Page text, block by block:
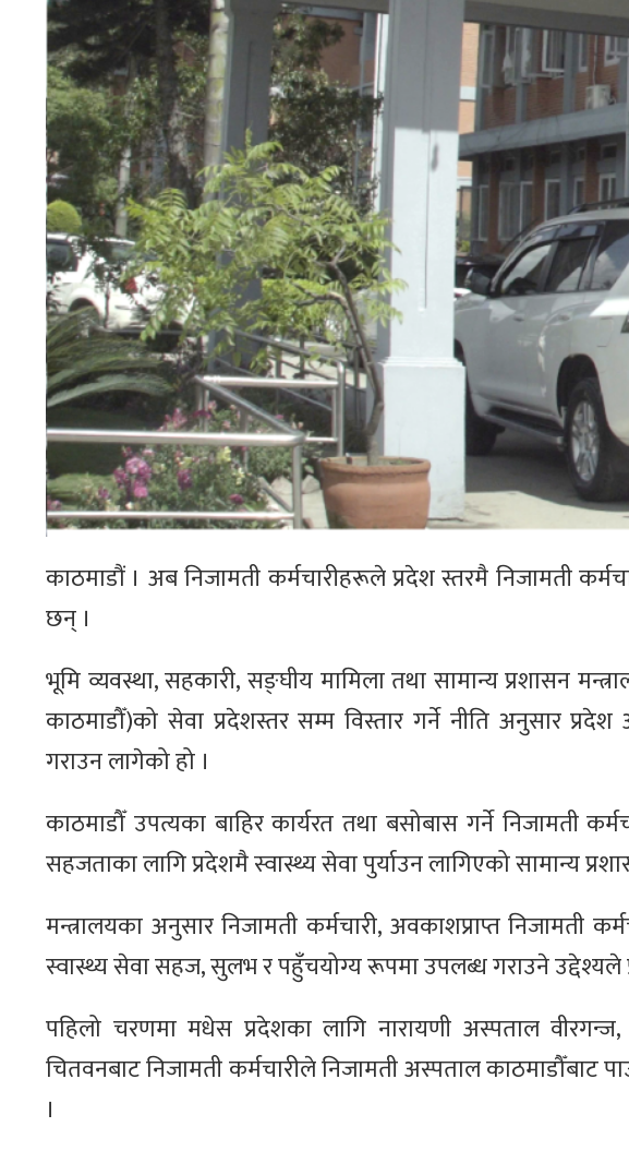
काठमाडौं । अब निजामती कर्मचारीहरूले प्रदेश स्तरमै निजामती
छन् ।
भूमि व्यवस्था, सहकारी, सङ्घीय मामिला तथा सामान्य प्रशासन
काठमाडौँ)को सेवा प्रदेशस्तर सम्म विस्तार गर्ने नीति अनुसार
गराउन लागेको हो ।
काठमाडौँ उपत्यका बाहिर कार्यरत तथा बसोबास गर्ने निजामती
सहजताका लागि प्रदेशमै स्वास्थ्य सेवा पुर्याउन लागिएको सामान्य
मन्त्रालयका अनुसार निजामती कर्मचारी, अवकाशप्राप्त निजामती
स्वास्थ्य सेवा सहज, सुलभ र पहुँचयोग्य रूपमा उपलब्ध गराउने
पहिलो चरणमा मधेस प्रदेशका लागि नारायणी अस्पताल
चितवनबाट निजामती कर्मचारीले निजामती अस्पताल
।